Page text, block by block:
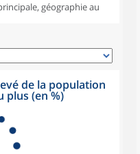
géographie au
de la population
plus (en %)